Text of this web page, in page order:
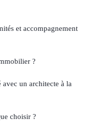
et accompagnement
?
un architecte à la
choisir ?